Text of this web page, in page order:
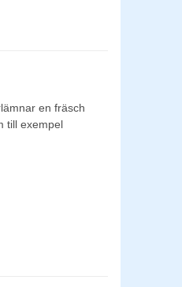
en fräsch
till exempel